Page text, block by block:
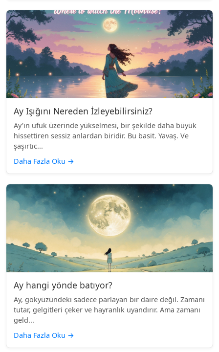
Ay Işığını Nereden İzleyebilirsiniz?
Ay'ın ufuk üzerinde yükselmesi, bir şekilde daha büyük
hissettiren sessiz anlardan biridir. Bu basit. Yavaş. Ve
şaşırtıc...
Daha Fazla Oku →
Ay hangi yönde batıyor?
Ay, gökyüzündeki sadece parlayan bir daire değil. Zamanı
tutar, gelgitleri çeker ve hayranlık uyandırır. Ama zamanı
geld...
Daha Fazla Oku →